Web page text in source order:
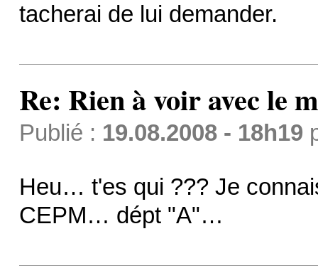
tacherai de lui demander.
Re: Rien à voir avec le
Publié : 19.08.2008 - 18h19
Heu… t'es qui ??? Je
CEPM… dépt "A"…